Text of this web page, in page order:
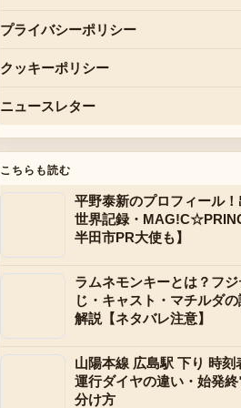
プライバシーポリシー
クッキーポリシー
ニュースレター
こちらも読む
平野泰新のプロフィール
世界記録・
半田市PR大使も】
ラムネモンキーとは？フ
じ・キャスト・マチルダ
解説【ネタバレ注意】
山陽本線 広島駅 下り 時
運行ダイヤの違い・始発
分け方